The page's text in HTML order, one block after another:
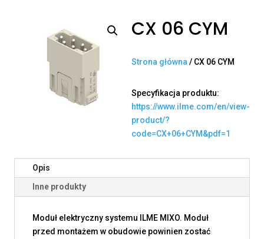
CX 06 CYM
Strona główna / CX 06 CYM
Specyfikacja produktu:
https://www.ilme.com/en/view-
product/?
code=CX+06+CYM&pdf=1
Opis
Inne produkty
Moduł elektryczny systemu ILME MIXO. Moduł
przed montażem w obudowie powinien zostać